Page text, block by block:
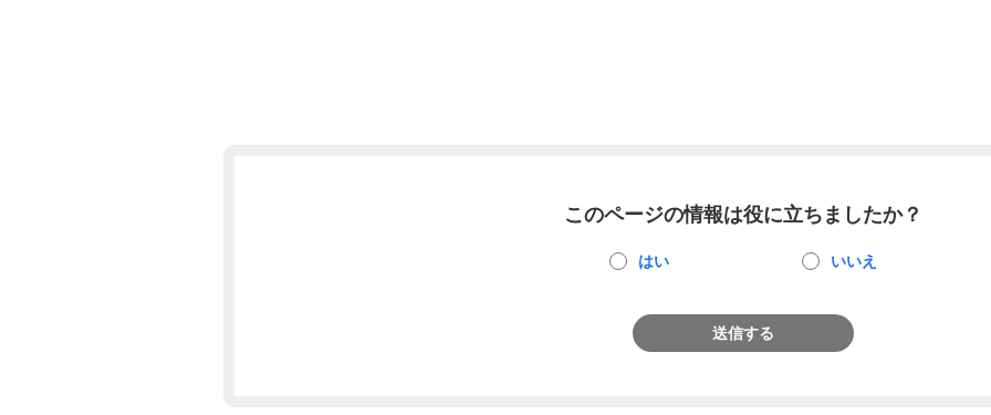
このページの情報は役に立ちましたか？
はい いいえ
送信する